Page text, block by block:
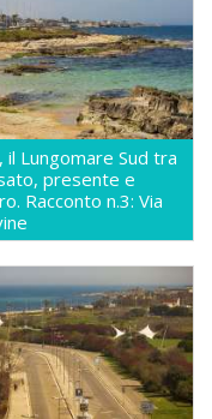
il Lungomare Sud tra
presente e
Racconto n.3: Via